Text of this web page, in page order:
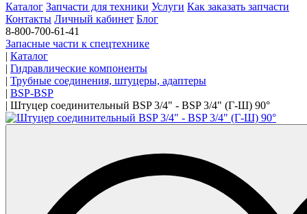
Каталог Запчасти для техники Услуги Как заказать запчасти
Контакты Личный кабинет Блог
8-800-700-61-41
Запасные части к спецтехнике
| Каталог
| Гидравлические компоненты
| Трубные соединения, штуцеры, адаптеры
| BSP-BSP
| Штуцер соединительный BSP 3/4" - BSP 3/4" (Г-Ш) 90°